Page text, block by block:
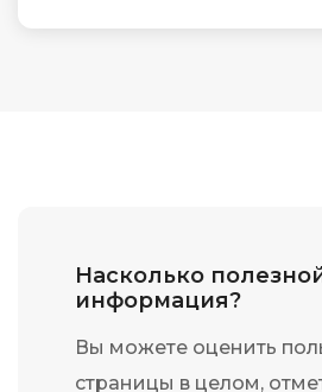
Насколько
информация?
Вы можете оценить
страницы в целом,